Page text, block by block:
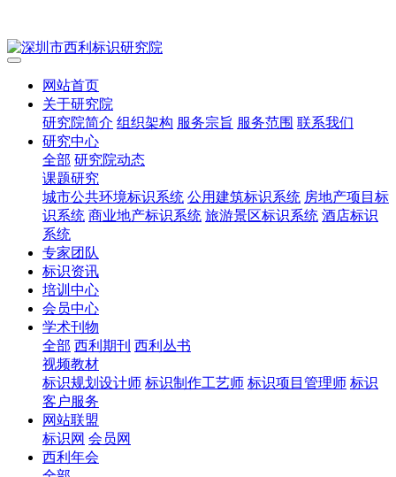
网站首页
关于研究院
研究院简介 组织架构 服务宗旨 服务范围 联系我们
研究中心
全部 研究院动态
课题研究
城市公共环境标识系统 公用建筑标识系统 房地产项目标
识系统 商业地产标识系统 旅游景区标识系统 酒店标识
系统
专家团队
标识资讯
培训中心
会员中心
学术刊物
全部 西利期刊 西利丛书
视频教材
标识规划设计师 标识制作工艺师 标识项目管理师 标识
客户服务
网站联盟
标识网 会员网
西利年会